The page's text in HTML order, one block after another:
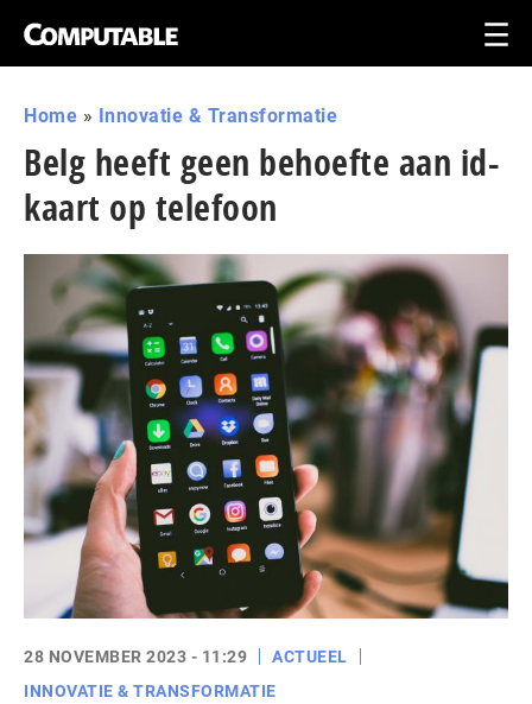
Home » Innovatie & Transformatie
Belg heeft geen behoefte aan id-
kaart op telefoon
28 NOVEMBER 2023 - 11:29
ACTUEEL
INNOVATIE & TRANSFORMATIE